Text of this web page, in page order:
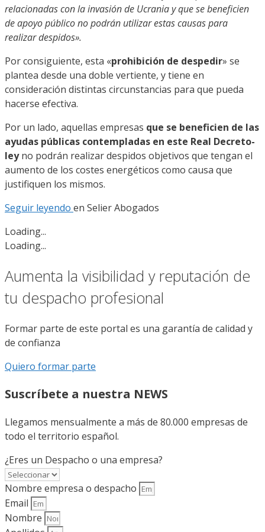
relacionadas con la invasión de Ucrania y que se beneficien
de apoyo público no podrán utilizar estas causas para
realizar despidos».
Por consiguiente, esta «prohibición de despedir» se
plantea desde una doble vertiente, y tiene en
consideración distintas circunstancias para que pueda
hacerse efectiva.
Por un lado, aquellas empresas que se beneficien de las
ayudas públicas contempladas en este Real Decreto-
leyno podrán realizar despidos objetivos que tengan el
aumento de los costes energéticos como causa que
justifiquen los mismos.
Seguir leyendo en Selier Abogados
Loading...
Loading...
Aumenta la visibilidad y reputación de
tu despacho profesional
Formar parte de este portal es una garantía de calidad y
de confianza
Quiero formar parte
Suscríbete a nuestra NEWS
Llegamos mensualmente a más de 80.000 empresas de
todo el territorio español.
¿Eres un Despacho o una empresa?
Nombre empresa o despacho
Email
Nombre